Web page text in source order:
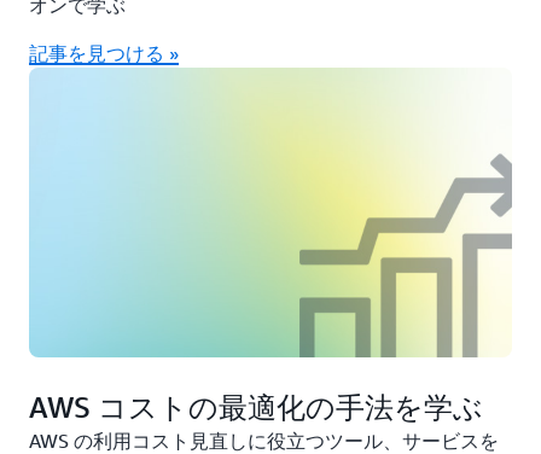
オンで学ぶ
記事を見つける »
AWS コストの最適化の手法を学ぶ
AWS の利用コスト見直しに役立つツール、サービスを